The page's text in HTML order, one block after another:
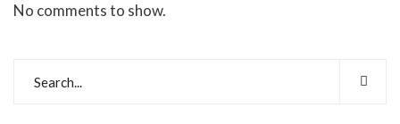
No comments to show.